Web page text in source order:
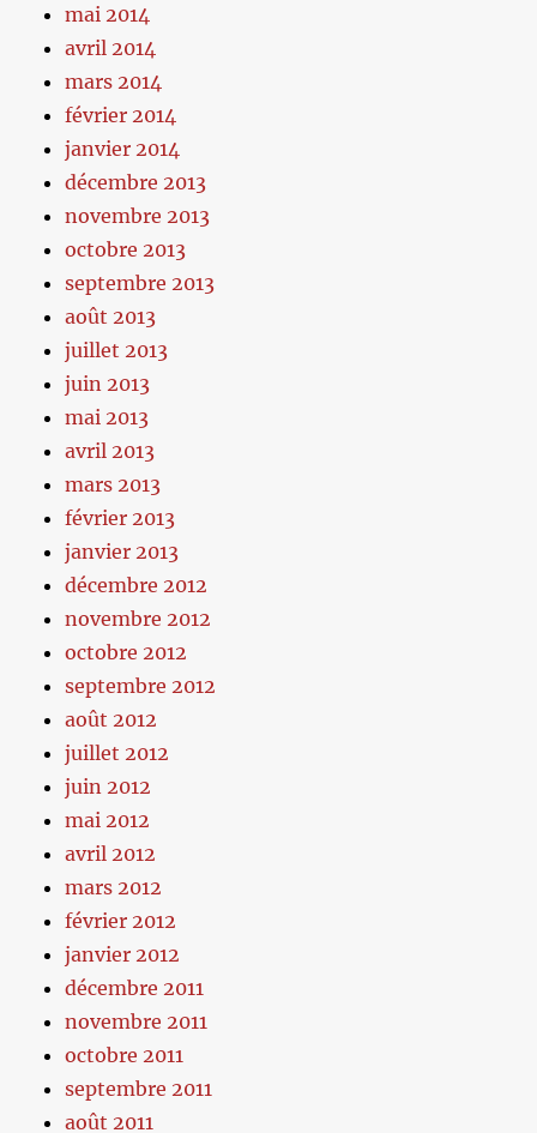
mai 2014
avril 2014
mars 2014
février 2014
janvier 2014
décembre 2013
novembre 2013
octobre 2013
septembre 2013
août 2013
juillet 2013
juin 2013
mai 2013
avril 2013
mars 2013
février 2013
janvier 2013
décembre 2012
novembre 2012
octobre 2012
septembre 2012
août 2012
juillet 2012
juin 2012
mai 2012
avril 2012
mars 2012
février 2012
janvier 2012
décembre 2011
novembre 2011
octobre 2011
septembre 2011
août 2011